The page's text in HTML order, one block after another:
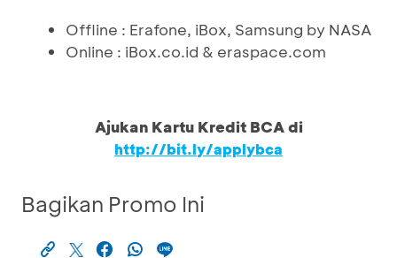
Offline : Erafone, iBox, Samsung by NASA
Online : iBox.co.id & eraspace.com
Ajukan Kartu Kredit BCA di
http://bit.ly/applybca
Bagikan Promo Ini